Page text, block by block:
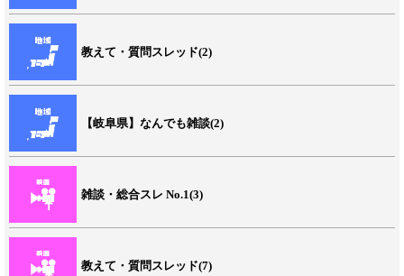
教えて・質問スレッド(2)
【岐阜県】なんでも雑談(2)
雑談・総合スレ No.1(3)
教えて・質問スレッド(7)